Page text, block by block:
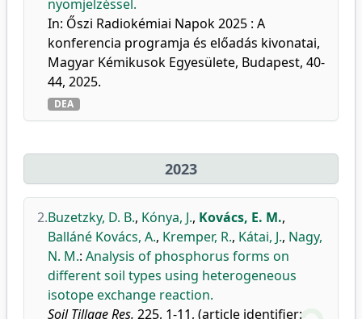
nyomjelzéssel.
In: Őszi Radiokémiai Napok 2025 : A
konferencia programja és előadás kivonatai,
Magyar Kémikusok Egyesülete, Budapest, 40-
44, 2025.
DEA
2023
2.Buzetzky, D. B., Kónya, J., Kovács, E. M.,
Balláné Kovács, A., Kremper, R., Kátai, J., Nagy,
N. M.: Analysis of phosphorus forms on
different soil types using heterogeneous
isotope exchange reaction.
Soil Tillage Res. 225, 1-11, (article identifier: